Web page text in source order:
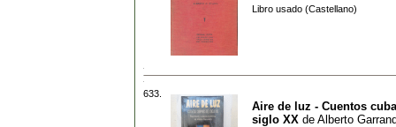
Libro usado (Castellano)
633.
Aire de luz - Cuentos
siglo XX de Alberto